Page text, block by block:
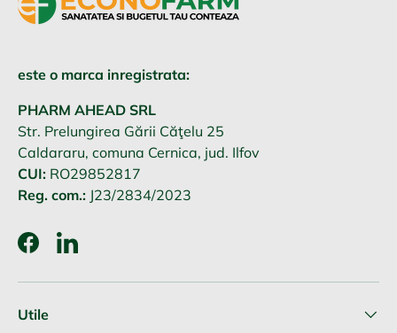
este o marca inregistrata:
PHARM AHEAD SRL
Str. Prelungirea Gării Căţelu 25
Caldararu, comuna Cernica, jud. Ilfov
CUI: RO29852817
Reg. com.: J23/2834/2023
FacebookLinkedIn
Utile